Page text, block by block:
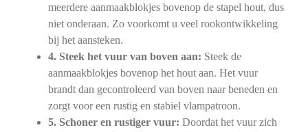
meerdere aanmaakblokjes bovenop de stapel hout, dus
niet onderaan. Zo voorkomt u veel rookontwikkeling
bij het aansteken.
4. Steek het vuur van boven aan: Steek de
aanmaakblokjes bovenop het hout aan. Het vuur
brandt dan gecontroleerd van boven naar beneden en
zorgt voor een rustig en stabiel vlampatroon.
5. Schoner en rustiger vuur: Doordat het vuur zich